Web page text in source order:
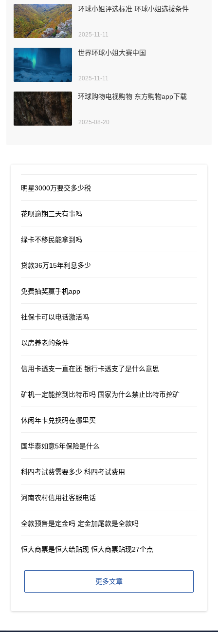
环球小姐评选标准 环球小姐选拔条件
2025-11-11
世界环球小姐大赛中国
2025-11-11
环球购物电视购物 东方购物app下载
2025-08-20
明星3000万要交多少税
花呗逾期三天有事吗
绿卡不移民能拿到吗
贷款36万15年利息多少
免费抽奖赢手机app
社保卡可以电话激活吗
以房养老的条件
信用卡透支一直在还 银行卡透支了是什么意思
矿机一定能挖到比特币吗 国家为什么禁止比特币挖矿
休闲年卡兑换码在哪里买
国华泰如意5年保险是什么
科四考试费需要多少 科四考试费用
河南农村信用社客服电话
全款预售是定金吗 定金加尾款是全款吗
恒大商票是恒大给贴现 恒大商票贴现27个点
更多文章